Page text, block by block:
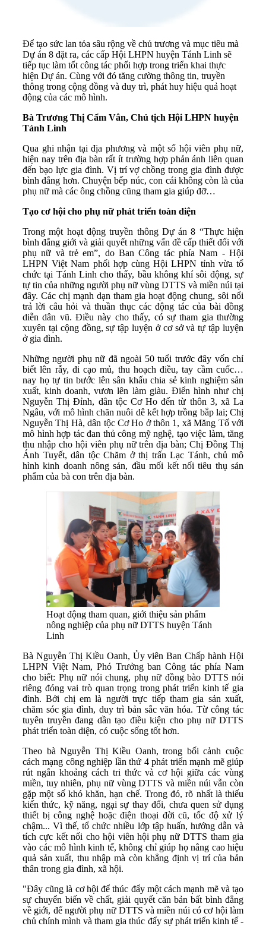
Để tạo sức lan tỏa sâu rộng về chủ trương và mục tiêu mà
Dự án 8 đặt ra, các cấp Hội LHPN huyện Tánh Linh sẽ
tiếp tục làm tốt công tác phối hợp trong triển khai thực
hiện Dự án. Cùng với đó tăng cường thông tin, truyền
thông trong cộng đồng và duy trì, phát huy hiệu quả hoạt
động của các mô hình.
Bà Trương Thị Cẩm Vân, Chủ tịch Hội LHPN huyện
Tánh Linh
Qua ghi nhận tại địa phương và một số hội viên phụ nữ,
hiện nay trên địa bàn rất ít trường hợp phản ánh liên quan
đến bạo lực gia đình. Vị trí vợ chồng trong gia đình được
bình đẳng hơn. Chuyện bếp núc, con cái không còn là của
phụ nữ mà các ông chồng cũng tham gia giúp đỡ…
Tạo cơ hội cho phụ nữ phát triển toàn diện
Trong một hoạt động truyền thông Dự án 8 “Thực hiện
bình đẳng giới và giải quyết những vấn đề cấp thiết đối với
phụ nữ và trẻ em”, do Ban Công tác phía Nam - Hội
LHPN Việt Nam phối hợp cùng Hội LHPN tỉnh vừa tổ
chức tại Tánh Linh cho thấy, bầu không khí sôi động, sự
tự tin của những người phụ nữ vùng DTTS và miền núi tại
đây. Các chị mạnh dạn tham gia hoạt động chung, sôi nổi
trả lời câu hỏi và thuần thục các động tác của bài đồng
diễn dân vũ. Điều này cho thấy, có sự tham gia thường
xuyên tại cộng đồng, sự tập luyện ở cơ sở và tự tập luyện
ở gia đình.
Những người phụ nữ đã ngoài 50 tuổi trước đây vốn chỉ
biết lên rẫy, đi cạo mủ, thu hoạch điều, tay cầm cuốc…
nay họ tự tin bước lên sân khấu chia sẻ kinh nghiệm sản
xuất, kinh doanh, vươn lên làm giàu. Điển hình như chị
Nguyễn Thị Đỉnh, dân tộc Cơ Ho đến từ thôn 3, xã La
Ngâu, với mô hình chăn nuôi dê kết hợp trồng bắp lai; Chị
Nguyễn Thị Hà, dân tộc Cơ Ho ở thôn 1, xã Măng Tố với
mô hình hợp tác đan thủ công mỹ nghệ, tạo việc làm, tăng
thu nhập cho hội viên phụ nữ trên địa bàn; Chị Đồng Thị
Ánh Tuyết, dân tộc Chăm ở thị trấn Lạc Tánh, chủ mô
hình kinh doanh nông sản, đầu mối kết nối tiêu thụ sản
phẩm của bà con trên địa bàn.
Hoạt động tham quan, giới thiệu sản phẩm
nông nghiệp của phụ nữ DTTS huyện Tánh
Linh
Bà Nguyễn Thị Kiều Oanh, Ủy viên Ban Chấp hành Hội
LHPN Việt Nam, Phó Trưởng ban Công tác phía Nam
cho biết: Phụ nữ nói chung, phụ nữ đồng bào DTTS nói
riêng đóng vai trò quan trọng trong phát triển kinh tế gia
đình. Bởi chị em là người trực tiếp tham gia sản xuất,
chăm sóc gia đình, duy trì bản sắc văn hóa. Từ công tác
tuyên truyền đang dần tạo điều kiện cho phụ nữ DTTS
phát triển toàn diện, có cuộc sống tốt hơn.
Theo bà Nguyễn Thị Kiều Oanh, trong bối cảnh cuộc
cách mạng công nghiệp lần thứ 4 phát triển mạnh mẽ giúp
rút ngắn khoảng cách tri thức và cơ hội giữa các vùng
miền, tuy nhiên, phụ nữ vùng DTTS và miền núi vẫn còn
gặp một số khó khăn, hạn chế. Trong đó, rõ nhất là thiếu
kiến thức, kỹ năng, ngại sự thay đổi, chưa quen sử dụng
thiết bị công nghệ hoặc điện thoại đời cũ, tốc độ xử lý
chậm... Vì thế, tổ chức nhiều lớp tập huấn, hướng dẫn và
tích cực kết nối cho hội viên hội phụ nữ DTTS tham gia
vào các mô hình kinh tế, không chỉ giúp họ nâng cao hiệu
quả sản xuất, thu nhập mà còn khẳng định vị trí của bản
thân trong gia đình, xã hội.
"Đây cũng là cơ hội để thúc đẩy một cách mạnh mẽ và tạo
sự chuyển biến về chất, giải quyết căn bản bất bình đẳng
về giới, để người phụ nữ DTTS và miền núi có cơ hội làm
chủ chính mình và tham gia thúc đẩy sự phát triển kinh tế -